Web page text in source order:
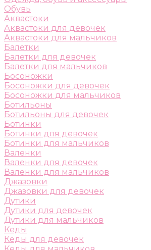
Обувь
Аквастоки
Аквастоки для девочек
Аквастоки для мальчиков
Балетки
Балетки для девочек
Балетки для мальчиков
Босоножки
Босоножки для девочек
Босоножки для мальчиков
Ботильоны
Ботильоны для девочек
Ботинки
Ботинки для девочек
Ботинки для мальчиков
Валенки
Валенки для девочек
Валенки для мальчиков
Джазовки
Джазовки для девочек
Дутики
Дутики для девочек
Дутики для мальчиков
Кеды
Кеды для девочек